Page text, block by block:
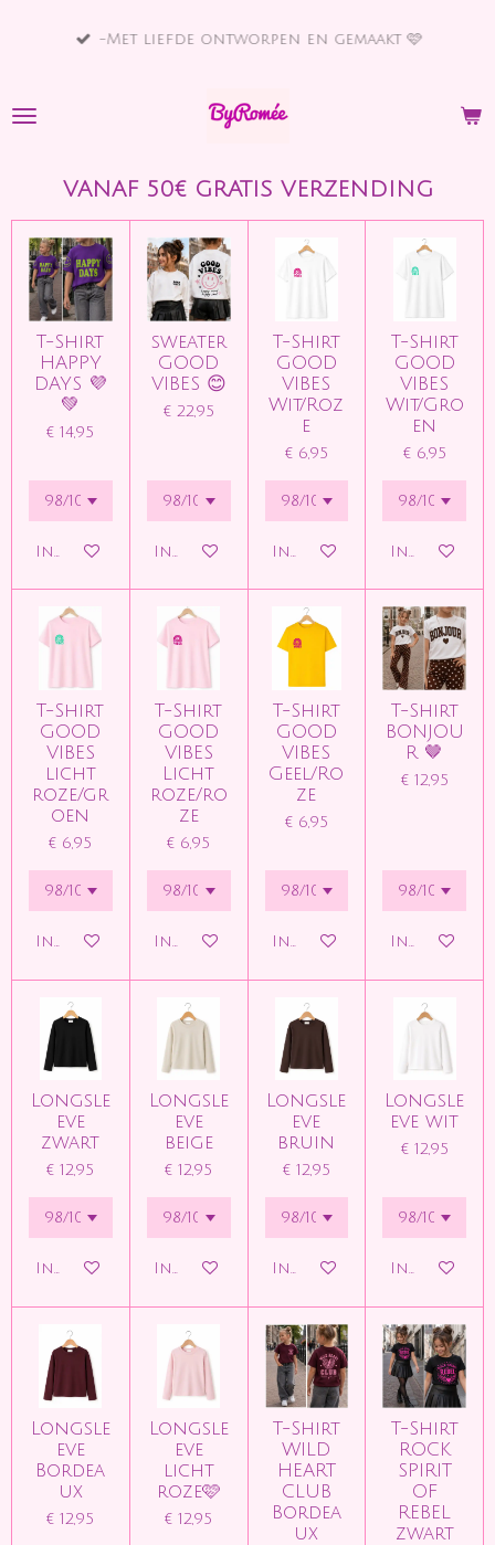
hoofdinhoud
-Met liefde ontworpen en gemaakt 🩷
VANAF 50€ GRATIS VERZENDING
T-Shirt
HAPPY
DAYS 💜
💚
€ 14,95
In winkelwagen
sweater
GOOD
VIBES 😊
€ 22,95
In winkelwagen
T-Shirt
GOOD
VIBES
Wit/Roz
e
€ 6,95
In winkelwagen
T-Shirt
GOOD
VIBES
Wit/Gro
en
€ 6,95
In
T-Shirt
GOOD
VIBES
licht
roze/gr
oen
€ 6,95
In winkelwagen
T-Shirt
GOOD
VIBES
Licht
roze/ro
ze
€ 6,95
In winkelwagen
T-Shirt
GOOD
VIBES
Geel/Ro
ze
€ 6,95
In winkelwagen
T-Shirt
BONJOU
R 🤎
€ 12,95
In
Longsle
eve
zwart
€ 12,95
In winkelwagen
Longsle
eve
beige
€ 12,95
In winkelwagen
Longsle
eve
bruin
€ 12,95
In winkelwagen
Longsle
eve wit
€ 12,95
In
Longsle
eve
Bordea
ux
€ 12,95
Longsle
eve
licht
roze🩷
€ 12,95
T-Shirt
WILD
HEART
CLUB
Bordea
ux
T-Shirt
ROCK
SPIRIT
OF
REBEL
zwart